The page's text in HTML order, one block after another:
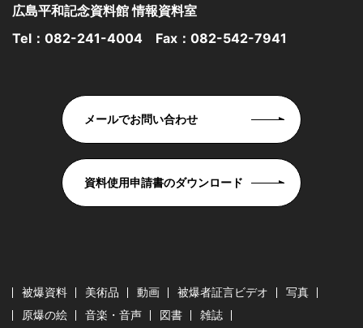
広島平和記念資料館 情報資料室
Tel： 082-241-4004 Fax：082-542-7941
メールでお問い合わせ
資料使用申請書のダウンロード
被爆資料 美術品 動画 被爆者証言ビデオ
写真
原爆の絵
音楽・音声 図書 雑誌